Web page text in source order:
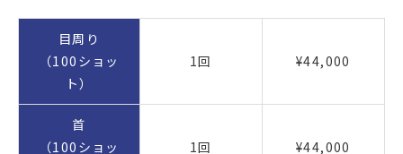
目周り
（100ショッ
ト）
1回 ¥44,000
首
（100ショッ
1回 ¥44,000